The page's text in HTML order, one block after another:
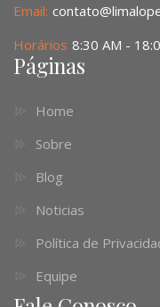
Email:
Horários 8:30 AM -
Páginas
Home
Sobre
Blog
Noticias
Política de
Equipe